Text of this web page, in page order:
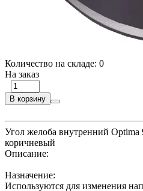
Количество на складе: 0
На заказ
В корзину
Угол желоба внутренний
коричневый
Описание:
Назначение:
Используются для изменения